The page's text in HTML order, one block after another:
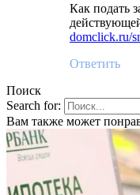
Как подать
domclick.ru/
Ответить
Поиск
Search for:
Вам также может